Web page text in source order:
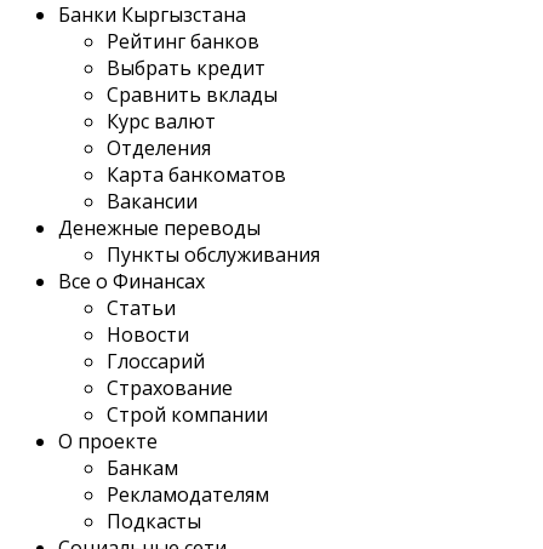
Банки Кыргызстана
Рейтинг банков
Выбрать кредит
Сравнить вклады
Курс валют
Отделения
Карта банкоматов
Вакансии
Денежные переводы
Пункты обслуживания
Все о Финансах
Статьи
Новости
Глоссарий
Страхование
Строй компании
О проекте
Банкам
Рекламодателям
Подкасты